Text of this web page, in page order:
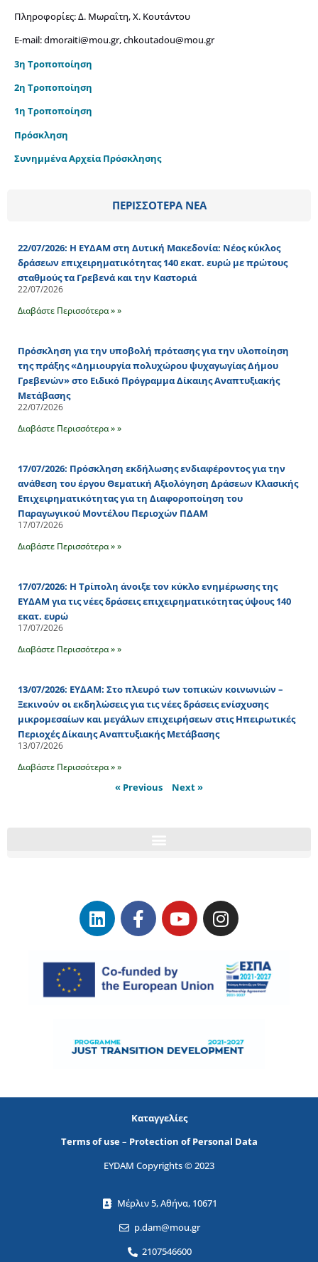
Πληροφορίες: Δ. Μωραΐτη, Χ. Κουτάντου
Ε-mail:dmoraiti@mou.gr,chkoutadou@mou.gr
3η Τροποποίηση
2η Τροποποίηση
1η Τροποποίηση
Πρόσκληση
Συνημμένα Αρχεία Πρόσκλησης
ΠΕΡΙΣΣΟΤΕΡΑ ΝΕΑ
22/07/2026: Η ΕΥΔΑΜ στη Δυτική Μακεδονία: Νέος κύκλος
δράσεων επιχειρηματικότητας 140 εκατ. ευρώ με πρώτους
σταθμούς τα Γρεβενά και την Καστοριά
22/07/2026
Διαβάστε Περισσότερα » »
Πρόσκληση για την υποβολή πρότασης για την υλοποίηση
της πράξης «Δημιουργία πολυχώρου ψυχαγωγίας Δήμου
Γρεβενών» στο Ειδικό Πρόγραμμα Δίκαιης Αναπτυξιακής
Μετάβασης
22/07/2026
Διαβάστε Περισσότερα » »
17/07/2026: Πρόσκληση εκδήλωσης ενδιαφέροντος για την
ανάθεση του έργου Θεματική Αξιολόγηση Δράσεων Κλασικής
Επιχειρηματικότητας για τη Διαφοροποίηση του
Παραγωγικού Μοντέλου Περιοχών ΠΔΑΜ
17/07/2026
Διαβάστε Περισσότερα » »
17/07/2026: Η Τρίπολη άνοιξε τον κύκλο ενημέρωσης της
ΕΥΔΑΜ για τις νέες δράσεις επιχειρηματικότητας ύψους 140
εκατ. ευρώ
17/07/2026
Διαβάστε Περισσότερα » »
13/07/2026: ΕΥΔΑΜ: Στο πλευρό των τοπικών κοινωνιών –
Ξεκινούν οι εκδηλώσεις για τις νέες δράσεις ενίσχυσης
μικρομεσαίων και μεγάλων επιχειρήσεων στις Ηπειρωτικές
Περιοχές Δίκαιης Αναπτυξιακής Μετάβασης
13/07/2026
Διαβάστε Περισσότερα » »
« Previous Next »
Καταγγελίες
Terms of use– Protection of Personal Data
EYDAM Copyrights © 2023
Μέρλιν 5, Αθήνα, 10671
p.dam@mou.gr
2107546600